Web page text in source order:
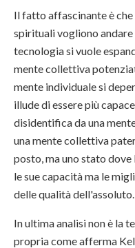
Il fatto affascinante è
spirituali vogliono andare
tecnologia si vuole
mente collettiva
mente individuale si
illude di essere più
disidentifica da una
una mente collettiva
posto, ma uno stato
le sue capacità ma le
delle qualità dell'assoluto.
In ultima analisi non è la
propria come afferma